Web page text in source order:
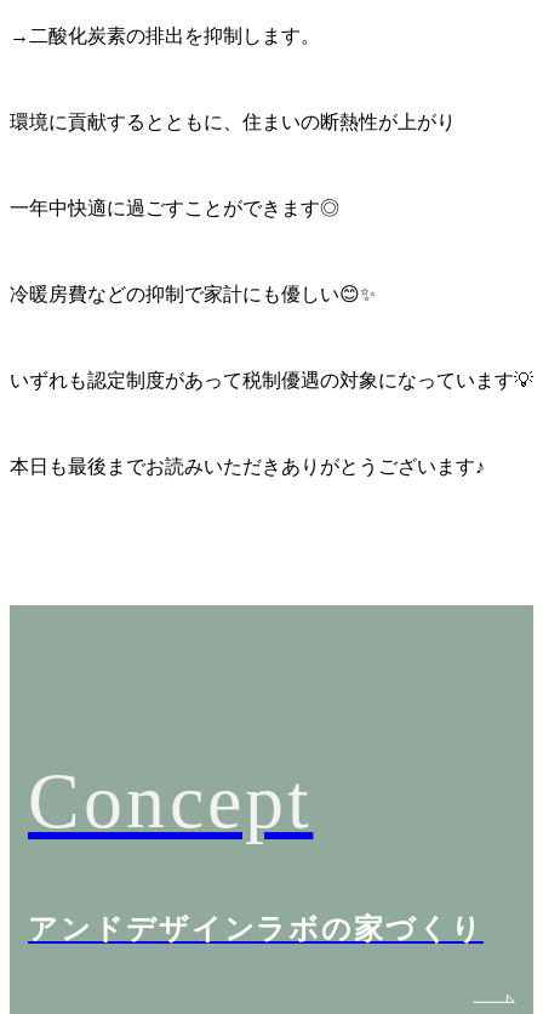
→二酸化炭素の排出を抑制します。
環境に貢献するとともに、住まいの断熱性が上がり
一年中快適に過ごすことができます◎
冷暖房費などの抑制で家計にも優しい😊✨
いずれも認定制度があって税制優遇の対象になっています💡
本日も最後までお読みいただきありがとうございます♪
Concept
アンドデザインラボの家づくり